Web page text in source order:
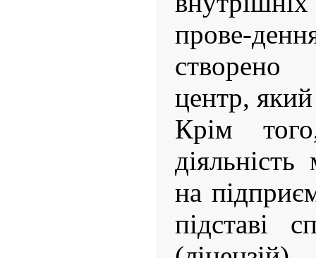
прове-
створено
центр, який
Крім
на
підставі